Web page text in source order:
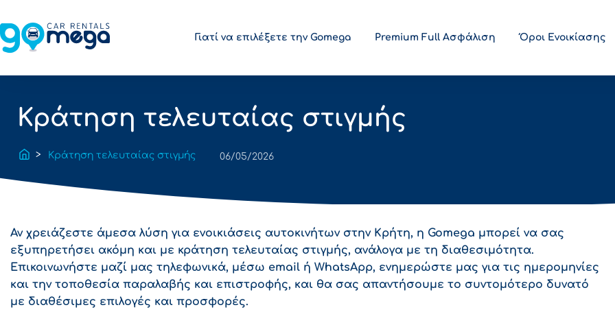
Γιατί να επιλέξετε την Gomega Premium Full Ασφάλιση Όροι Ενοικίασης
Κράτηση τελευταίας στιγμής
Κράτηση τελευταίας στιγμής 06/05/2026
Αν χρειάζεστε άμεσα λύση για ενοικιάσεις αυτοκινήτων στην Κρήτη, η Gomega μπορεί να σας
εξυπηρετήσει ακόμη και με κράτηση τελευταίας στιγμής, ανάλογα με τη διαθεσιμότητα.
Επικοινωνήστε μαζί μας τηλεφωνικά, μέσω email ή WhatsApp, ενημερώστε μας για τις ημερομηνίες
και την τοποθεσία παραλαβής και επιστροφής, και θα σας απαντήσουμε το συντομότερο δυνατό
με διαθέσιμες επιλογές και προσφορές.